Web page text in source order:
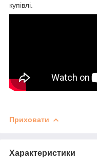
купівлі.
Приховати
Характеристики